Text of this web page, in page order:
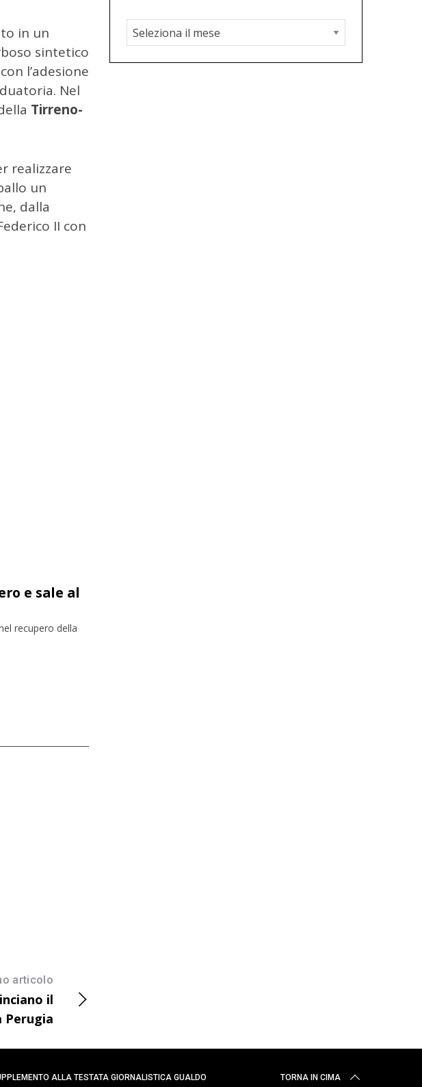
in un
sintetico
l’adesione
Nel
Tirreno-
realizzare
un
dalla
II con
e sale al
recupero della
articolo
il
Perugia
A
r
c
ALLA TESTATA GIORNALISTICA GUALDO TORNA IN CIMA